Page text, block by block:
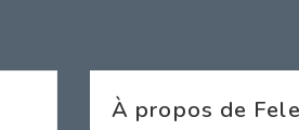
À propos de